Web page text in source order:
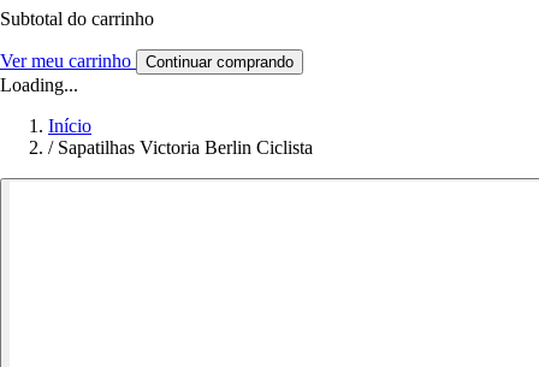
Subtotal do carrinho
Ver meu carrinho Continuar comprando
Loading...
Início
/ Sapatilhas Victoria Berlin Ciclista